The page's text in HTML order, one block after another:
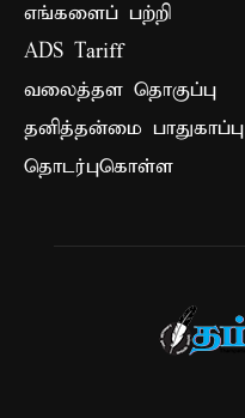
எங்களைப் பற்றி
ADS Tariff
வலைத்தள தொகுப்பு
தனித்தன்மை பாதுகாப்பு
தொடர்புகொள்ள